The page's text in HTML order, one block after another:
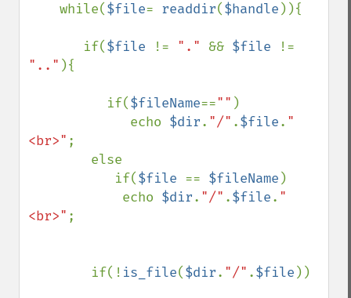
    while(
$file= readdir($handle )){
       if(
$file != "." && $file
".." ){
          if(
$fileName=="" )
             echo
$dir. "/" .$file. "
<br>" ;
           if(
$file == $fileName )
            echo
$dir. "/" .$file. "
<br>" ;
        if(!
is_file($dir. "/" .$file ))